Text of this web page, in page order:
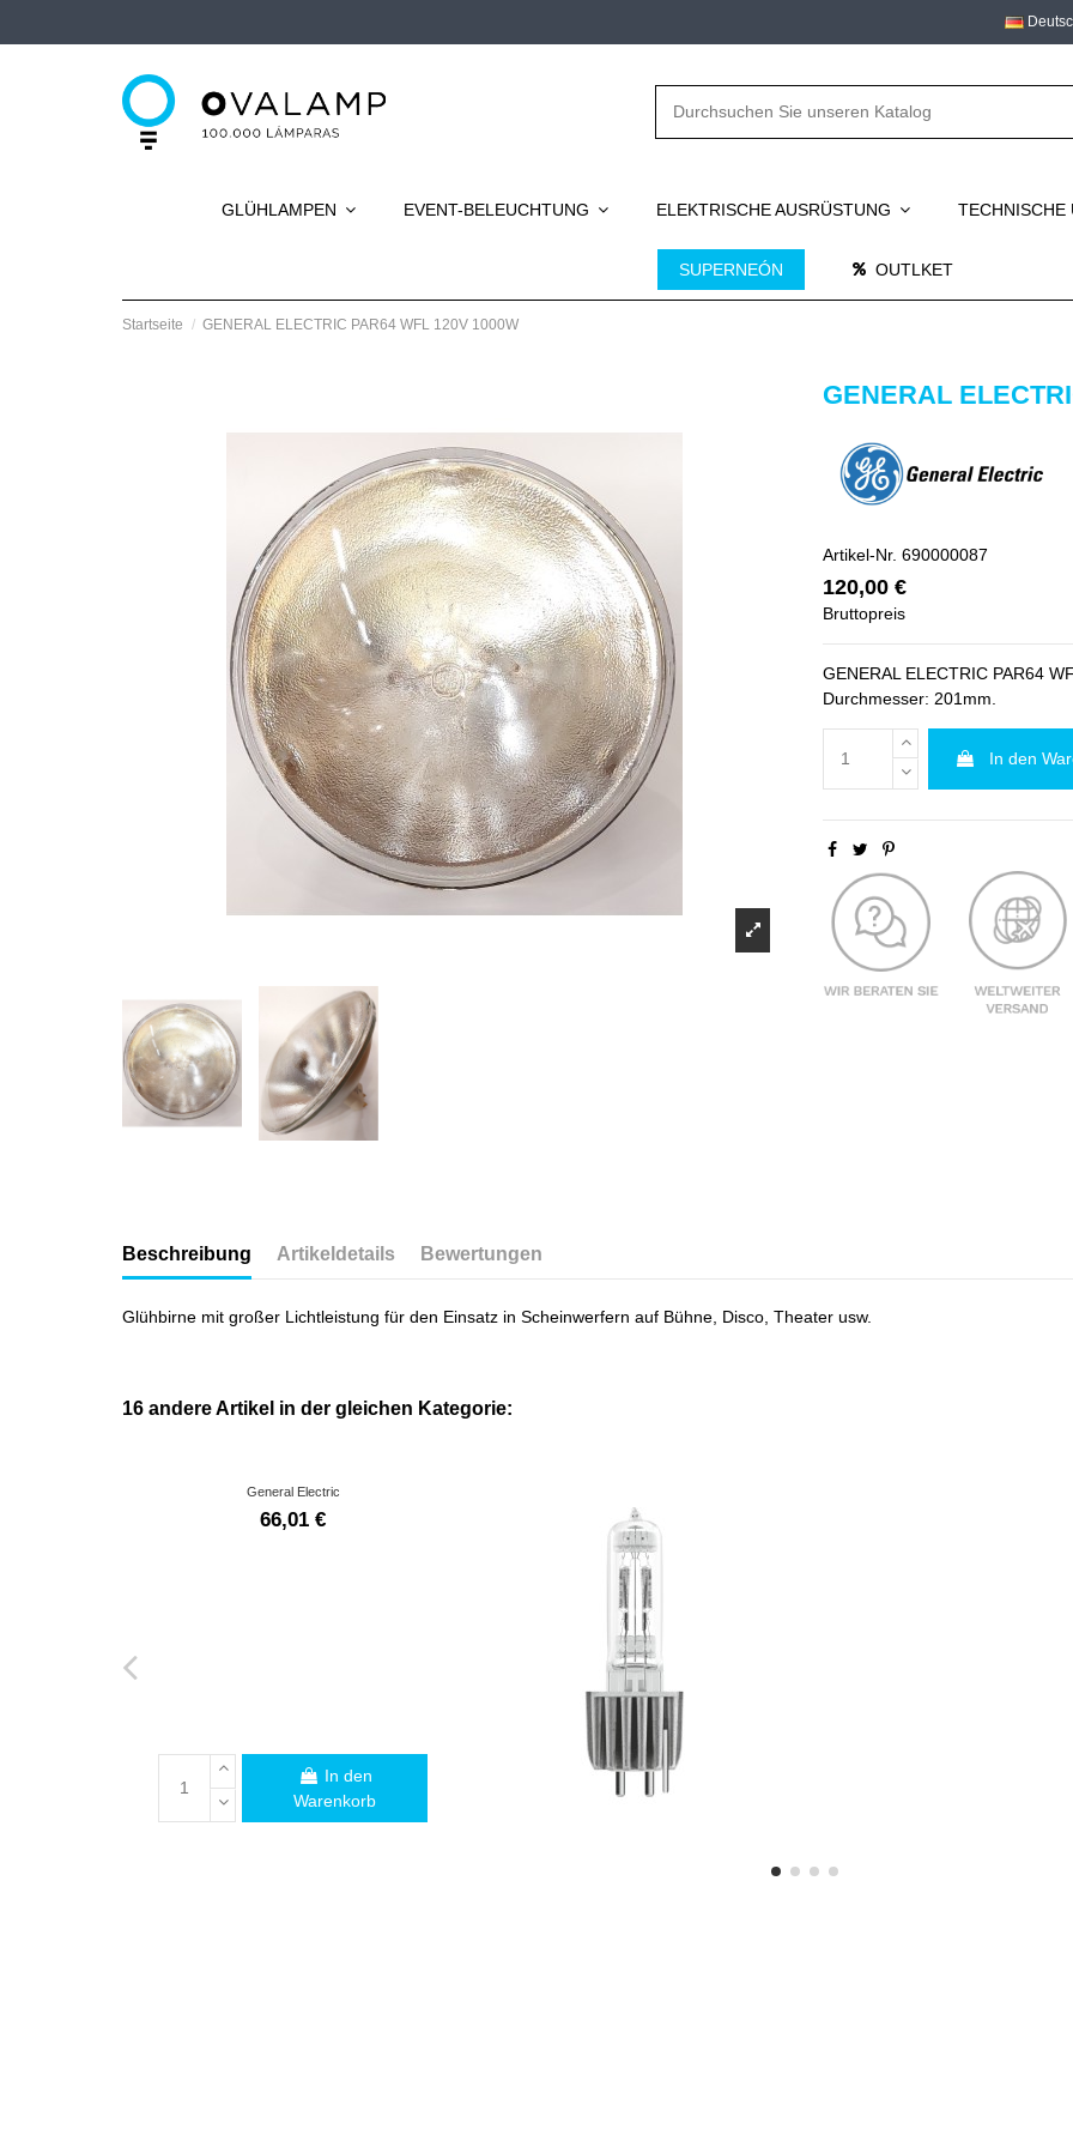
GLÜHLAMPEN EVENT-BELEUCHTUNG ELEKTRISCHE AUSRÜSTUNG TECHNISCHE
SUPERNEÓN OUTLKET
Startseite GENERAL ELECTRIC PAR64 WFL 120V 1000W
GENERAL
Artikel-Nr. 690000087
120,00 €
Bruttopreis
GENERAL ELECTRIC PAR64
Durchmesser: 201mm.
In den
Beschreibung Artikeldetails Bewertungen
Glühbirne mit großer Lichtleistung für den Einsatz in Scheinwerfern auf Bühne, Disco, Theater usw.
16 andere Artikel in der gleichen Kategorie:
General Electric
66,01 €
In den
Warenkorb